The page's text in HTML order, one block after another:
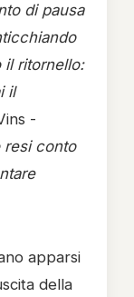
di pausa
il ritornello:
il
-
resi conto
apparsi
della